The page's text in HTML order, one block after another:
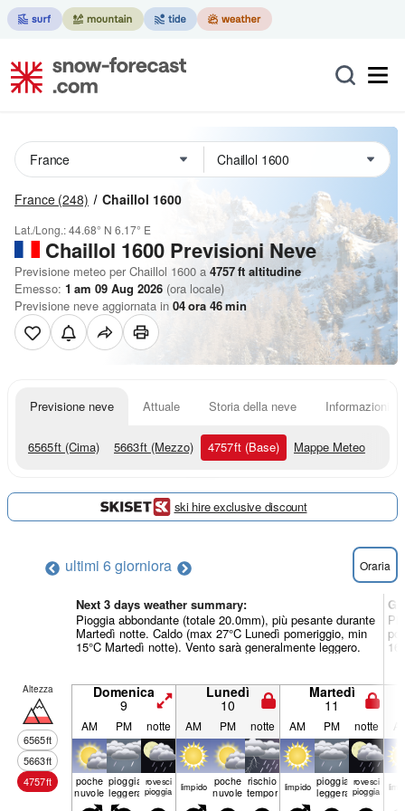
France (248) Chaillol 1600
Lat./Long.:44.68° N 6.17° E
Chaillol 1600 Previsioni Neve
Previsione meteo per Chaillol 1600 a 4757ft altitudine
Emesso: 1 am 09 Aug 2026 (ora locale)
Previsione neve aggiornata in 04ora 46min
Previsione neve Attuale Storia della neve Informazioni
6565ft (Cima) 5663ft (Mezzo) 4757ft (Base) Mappe Meteo
ski hire exclusive discount
ultimi 6 giorniora Oraria
Next 3 days weather summary:
Pioggia abbondante (totale 20.0mm), più pesante durante
Martedì notte. Caldo (max 27°C Lunedì pomeriggio, min
15°C Martedì notte). Vento sarà generalmente leggero.
Altezza
6565ft
5663ft
4757ft
Domenica
9
Lunedì
10
Martedì
11
AM PM notte AM PM notte AM PM notte
poche
nuvole
pioggia
leggera
rovesci
pioggia limp­ido poche
nuvole
rischio
temporalelimp­ido pioggia
leggera
rovesci
pioggia